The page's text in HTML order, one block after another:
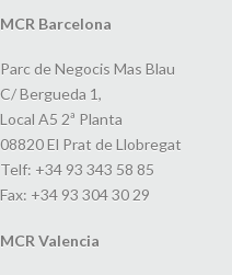
MCR Barcelona
Parc de Negocis Mas Blau
C/ Bergueda 1,
Local A5 2ª Planta
08820 El Prat de Llobregat
Telf: +34 93 343 58 85
Fax: +34 93 304 30 29
MCR Valencia